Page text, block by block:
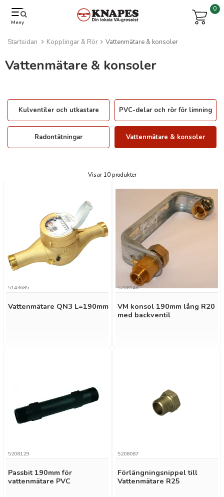
Meny
0
Startsidan Kopplingar & Rör Vattenmätare & konsoler
Vattenmätare & konsoler
Kulventiler och utkastare PVC-delar och rör för limning
Radontätningar Vattenmätare & konsoler
Visar 10 produkter
Vattenmätare QN3 L=190mm
5143685
VM konsol 190mm lång R20
med backventil
5208148
Passbit 190mm för
vattenmätare PVC
5208129
Förlängningsnippel till
Vattenmätare R25
5208087